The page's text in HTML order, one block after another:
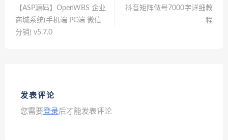
【ASP源码】OpenWBS 企业
商城系统(手机端 PC端 微信
分销) v5.7.0
抖音矩阵做号7000字详细教
程
发表评论
您需要登录后才能发表评论